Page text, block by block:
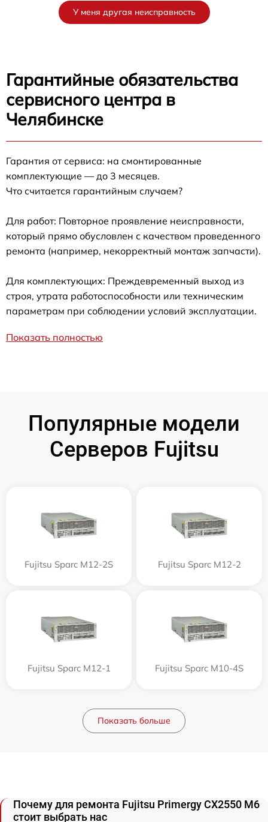
У меня другая неисправность
Гарантийные обязательства
сервисного центра в
Челябинске
Гарантия от сервиса: на смонтированные
комплектующие — до 3 месяцев.
Что считается гарантийным случаем?
Для работ: Повторное проявление неисправности,
который прямо обусловлен с качеством проведенного
ремонта (например, некорректный монтаж запчасти).
Для комплектующих: Преждевременный выход из
строя, утрата работоспособности или техническим
параметрам при соблюдении условий эксплуатации.
Показать полностью
Популярные модели
Серверов Fujitsu
Fujitsu Sparc M12-2S Fujitsu Sparc M12-2
Fujitsu Sparc M12-1 Fujitsu Sparc M10-4S
Показать больше
Почему для ремонта Fujitsu Primergy CX2550 M6
стоит выбрать нас